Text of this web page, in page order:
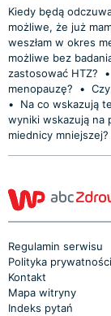
Kiedy będą
możliwe, że już
weszłam w okres
możliwe bez
zastosować HTZ?
•
menopauzę?
•
•
Na co wskazują
wyniki wskazują na
miednicy mniejszej?
Regulamin serwisu
Polityka prywatności
Kontakt
Mapa witryny
Indeks pytań